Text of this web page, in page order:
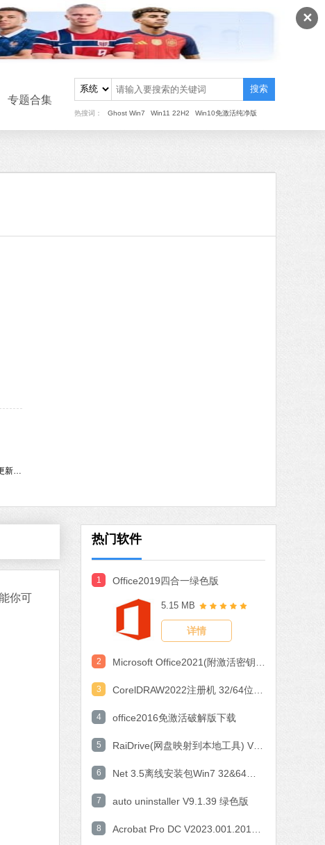
✕
专题合集
搜索
热搜词： Ghost Win7 Win11 22H2 Win10免激活纯净版
你可
热门软件
1 Office2019四合一绿色版
5.15 MB
详情
2
3
4 office2016免激活破解版下载
5
6
7 auto uninstaller V9.1.39 绿色版
8
中文
软件大小：97.74 MB
MB
体中文
石大师一键重装系统
软件语言：简体中文